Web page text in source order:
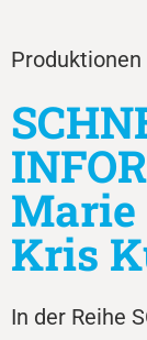
Produktionen
Marie
Kris
In der Reihe